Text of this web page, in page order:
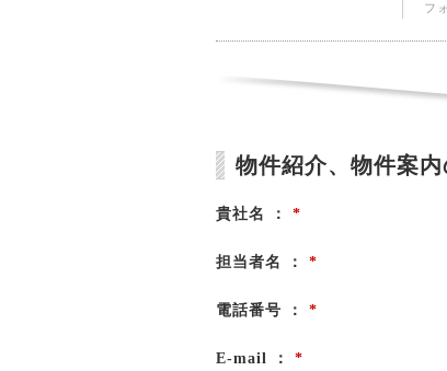
フ
物件紹介、物件案
貴社名 ： *
担当者名 ： *
電話番号 ： *
E-mail ： *